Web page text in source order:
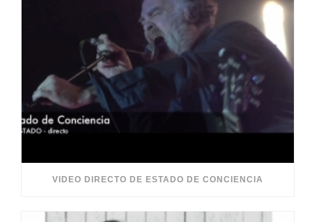
VIDEO DIRECTO DE ESTADO DE CONCIENCIA